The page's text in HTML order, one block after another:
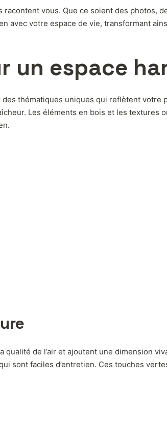
vous. Que ce soient des photos,
avec votre espace de vie, transformant
un espace
thématiques uniques qui reflètent
Les éléments en bois et les textures
de l’air et ajoutent une dimension
sont faciles d’entretien. Ces touches